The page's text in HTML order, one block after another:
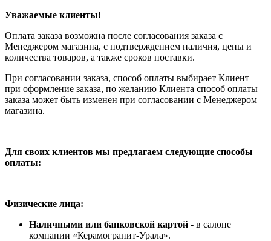
Уважаемые клиенты!
Оплата заказа возможна после согласования заказа с
Менеджером магазина, с подтверждением наличия, цены и
количества товаров, а также сроков поставки.
При согласовании заказа, способ оплаты выбирает Клиент
при оформление заказа, по желанию Клиента способ оплаты
заказа может быть изменен при согласовании с Менеджером
магазина.
Для своих клиентов мы предлагаем следующие способы
оплаты:
Физические лица:
Наличными или банковской картой - в салоне
компании «Керамогранит-Урала».